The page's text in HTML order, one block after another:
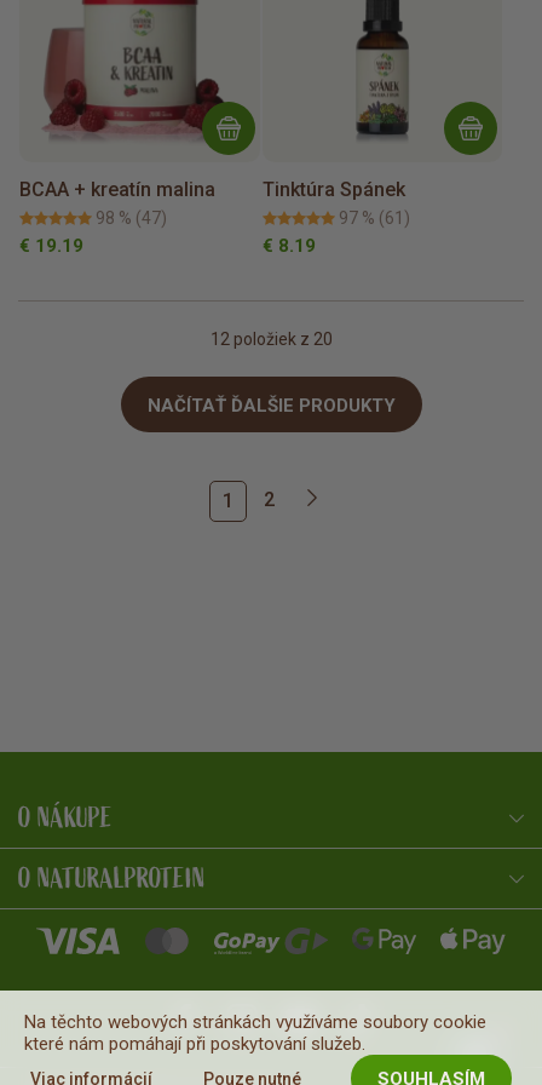
BCAA + kreatín malina
98 % (47)
€ 19.19
Tinktúra Spánek
97 % (61)
€ 8.19
12 položiek z 20
NAČÍTAŤ ĎALŠIE PRODUKTY
1 2
O NÁKUPE
O NATURALPROTEIN
Na těchto webových stránkách využíváme soubory cookie
které nám pomáhají při poskytování služeb.
Viac informácií Pouze nutné SOUHLASÍM
NaturalProtein Poradca